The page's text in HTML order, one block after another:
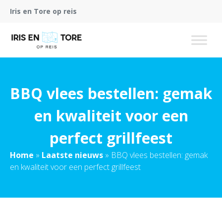
Iris en Tore op reis
BBQ vlees bestellen: gemak
en kwaliteit voor een
perfect grillfeest
Home » Laatste nieuws » BBQ vlees bestellen: gemak
en kwaliteit voor een perfect grillfeest